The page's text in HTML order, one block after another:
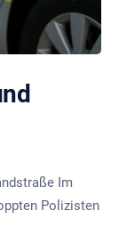
Im
Polizisten